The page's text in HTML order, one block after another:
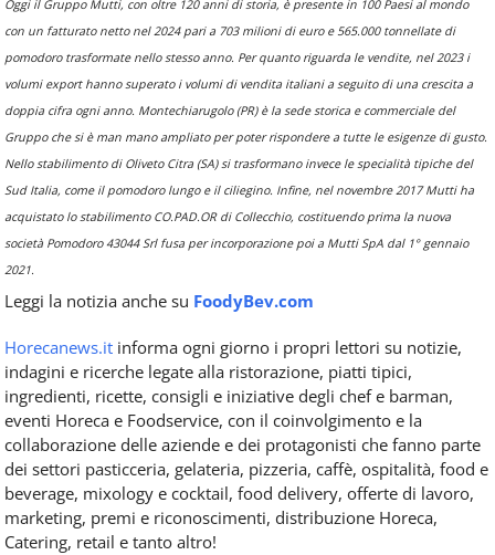
Oggi il Gruppo Mutti, con oltre 120 anni di storia, è presente in 100 Paesi al mondo
con un fatturato netto nel 2024 pari a 703 milioni di euro e 565.000 tonnellate di
pomodoro trasformate nello stesso anno. Per quanto riguarda le vendite, nel 2023 i
volumi export hanno superato i volumi di vendita italiani a seguito di una crescita a
doppia cifra ogni anno. Montechiarugolo (PR) è la sede storica e commerciale del
Gruppo che si è man mano ampliato per poter rispondere a tutte le esigenze di gusto.
Nello stabilimento di Oliveto Citra (SA) si trasformano invece le specialità tipiche del
Sud Italia, come il pomodoro lungo e il ciliegino. Infine, nel novembre 2017 Mutti ha
acquistato lo stabilimento CO.PAD.OR di Collecchio, costituendo prima la nuova
società Pomodoro 43044 Srl fusa per incorporazione poi a Mutti SpA dal 1° gennaio
2021.
Leggi la notizia anche su FoodyBev.com
Horecanews.it informa ogni giorno i propri lettori su notizie,
indagini e ricerche legate alla ristorazione, piatti tipici,
ingredienti, ricette, consigli e iniziative degli chef e barman,
eventi Horeca e Foodservice, con il coinvolgimento e la
collaborazione delle aziende e dei protagonisti che fanno parte
dei settori pasticceria, gelateria, pizzeria, caffè, ospitalità, food e
beverage, mixology e cocktail, food delivery, offerte di lavoro,
marketing, premi e riconoscimenti, distribuzione Horeca,
Catering, retail e tanto altro!